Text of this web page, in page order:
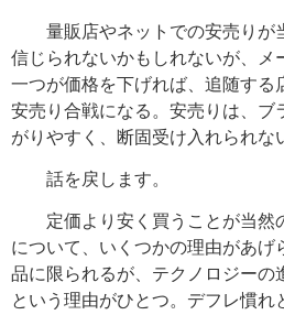
量販店やネットでの安売りが
信じられないかもしれないが、メ
一つが価格を下げれば、追随する
安売り合戦になる。安売りは、ブ
がりやすく、断固受け入れられな
話を戻します。
定価より安く買うことが当然
について、いくつかの理由があげ
品に限られるが、テクノロジーの
という理由がひとつ。デフレ慣れ